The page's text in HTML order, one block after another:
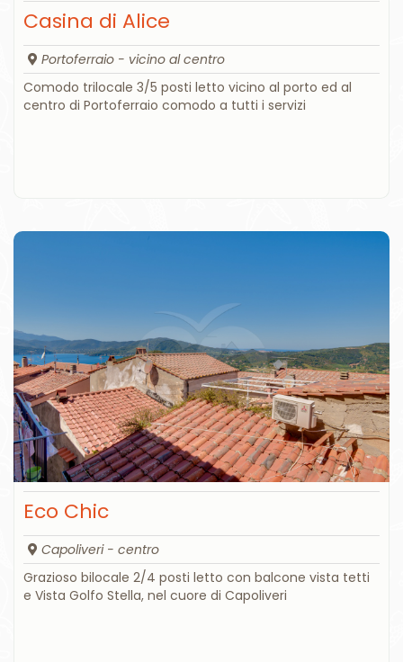
Casina di Alice
Portoferraio - vicino al centro
Comodo trilocale 3/5 posti letto vicino al porto ed al
centro di Portoferraio comodo a tutti i servizi
Eco Chic
Capoliveri - centro
Grazioso bilocale 2/4 posti letto con balcone vista tetti
e Vista Golfo Stella, nel cuore di Capoliveri